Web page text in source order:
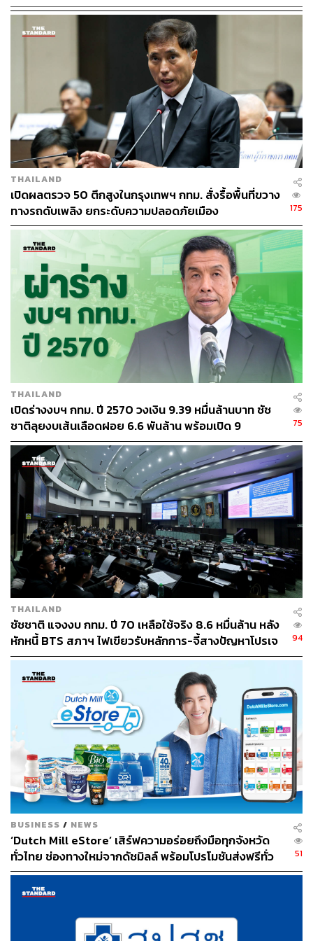
ประตูเข้าไปช่วยไก่ตัวดังกล่าวออกมาได้ในที่สุด
ทีมข่าวได้พูดคุยกับเจ้าของร้านขายสัตว์แปลก-สัตว์หายาก
ประเภทงู ซึ่งเป็นหนึ่งในผู้ประกอบการที่ได้รับผลกระทบจาก
เหตุเพลิงไหม้ครั้งนี้มากถึงร้อยละ 98 เปิดใจเล่าว่า ได้รับ
โทรศัพท์จากเพื่อนผู้ค้าด้วยกันช่วงประมาณ 04.00 น. เมื่อมา
ถึงที่ร้านเพลิงไหม้หนักมาก หลังเพลิงสงบได้เข้าไปสำรวจจน
พบว่างูในร้านตายเกือบทั้งหมด มีเพียงส่วนน้อยที่เหลือรอด
จากการสำรวจเบื้องต้นคือ 3 ตัว ความเสียหายเท่าที่ประเมิน
ประมาณ 4-5 ล้านบาท เนื่องจากร้านเพิ่งย้ายมาเปิดบริเวณดัง
กล่าว ต้องลงทุนอุปกรณ์ใหม่ทั้งหมด อีกทั้งมีงูล็อตใหม่ 20 ตัว
มูลค่า 500,000 บาท ที่เพิ่งมาวางขายที่ร้าน
หลังจากนี้เจ้าหน้าที่จากกรมปศุสัตว์จะทยอยช่วยชีวิตสัตว์
ตามร้านที่คาดว่ายังรอดชีวิตอยู่ ส่วนผู้ประกอบการเมื่อได้รับ
อนุญาตจากเจ้าหน้าที่จะเข้าไปเก็บภาพความเสียหายเพื่อยื่น
เรื่องเยียวยาต่อไป
THAILAND
เปิดผลตรวจ 50 ตึกสูงในกรุงเทพฯ กทม. สั่งรื้อพื้นที่ขวาง
ทางรถดับเพลิง ยกระดับความปลอดภัยเมือง
175
THAILAND
เปิดร่างงบฯ กทม. ปี 2570 วงเงิน 9.39 หมื่นล้านบาท ชัช
ชาติลุยงบเส้นเลือดฝอย 6.6 พันล้าน พร้อมเปิด 9
ยุทธศาสตร์พัฒนาเมือง
75
THAILAND
ชัชชาติ แจงงบ กทม. ปี 70 เหลือใช้จริง 8.6 หมื่นล้าน หลัง
หักหนี้ BTS สภาฯ ไฟเขียวรับหลักการ-จี้สางปัญหาโปรเจ
กต์ล่าช้า
94
BUSINESS / NEWS
‘Dutch Mill eStore’ เสิร์ฟความอร่อยถึงมือทุกจังหวัด
ทั่วไทย ช่องทางใหม่จากดัชมิลล์ พร้อมโปรโมชันส่งฟรีทั่ว
ประเทศ ส่งไว สั่งก่อนเที่ยง ได้ของวันถัดไป ส่งสินค้าแบบ
เย็นตรงจากโรงงาน [ADVERTORIAL]
51